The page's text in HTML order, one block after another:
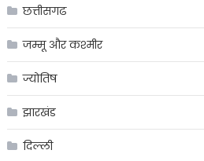
छत्तीसगढ
जम्मू और कश्मीर
ज्योतिष
झारखंड
दिल्ली